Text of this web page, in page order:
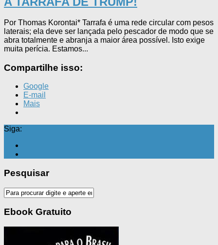
Por Thomas Korontai* Tarrafa é uma rede circular com pesos
laterais; ela deve ser lançada pelo pescador de modo que se
abra totalmente e abranja a maior área possível. Isto exige
muita perícia. Estamos...
Compartilhe isso:
Google
E-mail
Mais
Siga:
Pesquisar
Ebook Gratuito